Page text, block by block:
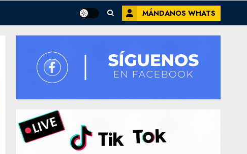
MÁNDANOS WHATS